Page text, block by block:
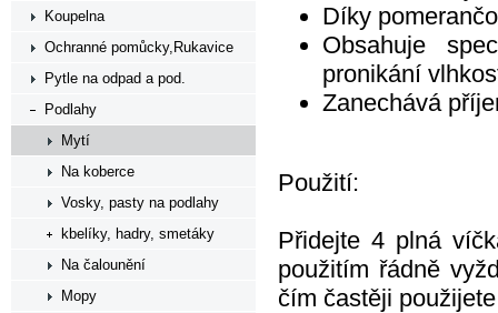
Díky
Obsahuje
pronikání
Zanechává
Použití:
Přidejte 4 plná
použitím řádně
čím častěji
Koupelna
Ochranné pomůcky,Rukavice
Pytle na odpad a pod.
Podlahy
Mytí
Na koberce
Vosky, pasty na podlahy
kbelíky, hadry, smetáky
Na čalounění
Mopy